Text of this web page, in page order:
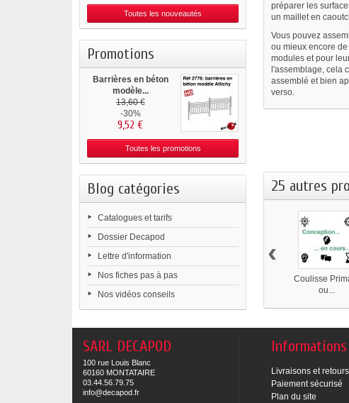
Toutes les nouveautés
Promotions
Barrières en béton
modèle...
13,60 €
-30%
9,52 €
Toutes les promotions
Blog catégories
Catalogues et tarifs
Dossier Decapod
Lettre d'information
Nos fiches pas à pas
Nos vidéos conseils
préparer les
un maillet en
Vous pouvez
ou mieux encore
modules et pour
l'assemblage, cela
assemblé et bien
verso.
25 autres
Coulisse
ou...
‹
SARL DECAPOD
100 rue Louis Blanc
60160 MONTATAIRE
03.44.56.79.75
info@decapod.fr
Informations
Livraisons et retours
Paiement sécurisé
Plan du site